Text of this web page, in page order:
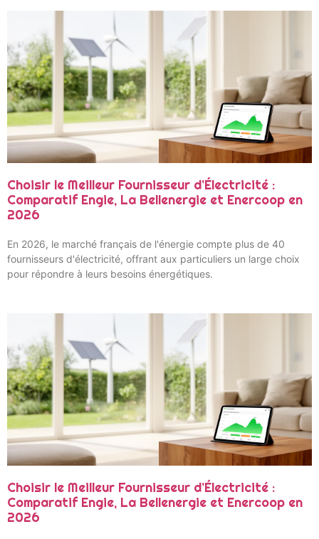
Choisir le Meilleur Fournisseur d’Électricité :
Comparatif Engie, La Bellenergie et Enercoop en
2026
En 2026, le marché français de l'énergie compte plus de 40
fournisseurs d'électricité, offrant aux particuliers un large choix
pour répondre à leurs besoins énergétiques.
Choisir le Meilleur Fournisseur d’Électricité :
Comparatif Engie, La Bellenergie et Enercoop en
2026